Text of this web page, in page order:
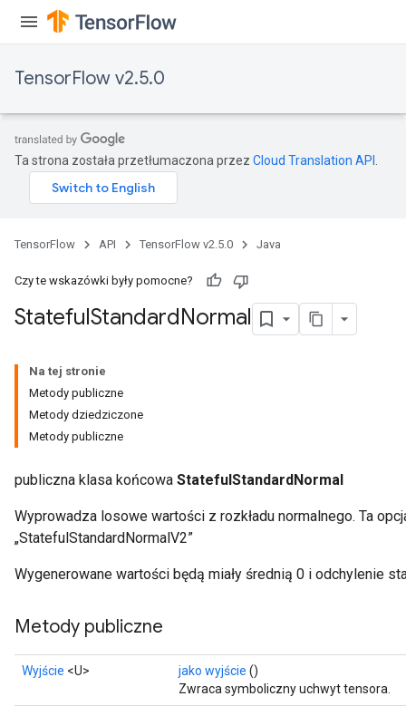
TensorFlow v2.5.0
Ta strona została przetłumaczona przez Cloud Translation API
TensorFlow API TensorFlow v2.5.0 Java
Czy te wskazówki były pomocne?
StatefulStandardNormal
Na tej stronie
Metody publiczne
Metody dziedziczone
Metody publiczne
publiczna klasa końcowa StatefulStandardNormal
Wyprowadza losowe wartości z rozkładu normalnego. Ta
„StatefulStandardNormalV2”
Wygenerowane wartości będą miały średnią 0 i odchylenie
Metody publiczne
Wyjście <U> jako wyjście ()
Zwraca symboliczny uchwyt tensora.